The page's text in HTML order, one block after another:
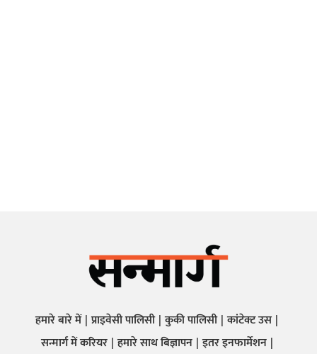
हमारे बारे में प्राइवेसी पालिसी कुकी पालिसी कांटेक्ट उस
सन्मार्ग में करियर हमारे साथ बिज्ञापन इतर इनफार्मेशन